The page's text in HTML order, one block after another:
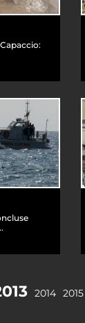
2014 2015